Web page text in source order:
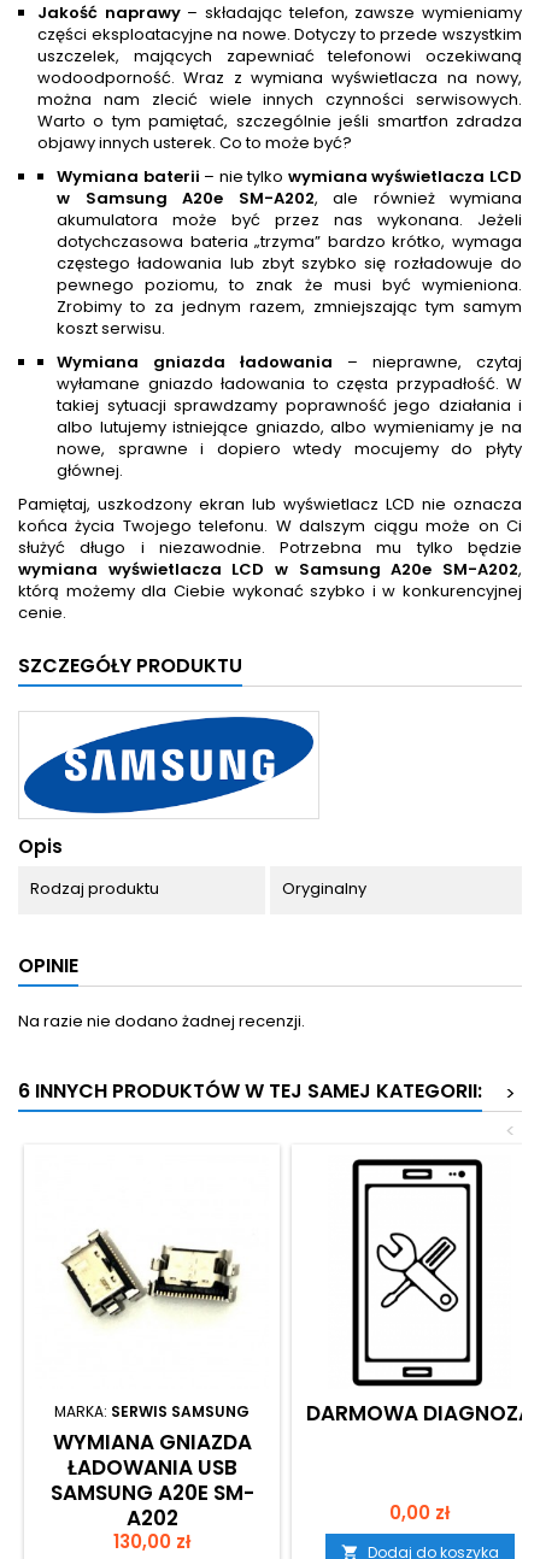
Jakość naprawy – składając telefon, zawsze wymieniamy
części eksploatacyjne na nowe. Dotyczy to przede wszystkim
uszczelek, mających zapewniać telefonowi oczekiwaną
wodoodporność. Wraz z wymiana wyświetlacza na nowy,
można nam zlecić wiele innych czynności serwisowych.
Warto o tym pamiętać, szczególnie jeśli smartfon zdradza
objawy innych usterek. Co to może być?
Wymiana baterii – nie tylko wymiana wyświetlacza LCD
w Samsung A20e SM-A202, ale również wymiana
akumulatora może być przez nas wykonana. Jeżeli
dotychczasowa bateria „trzyma” bardzo krótko, wymaga
częstego ładowania lub zbyt szybko się rozładowuje do
pewnego poziomu, to znak że musi być wymieniona.
Zrobimy to za jednym razem, zmniejszając tym samym
koszt serwisu.
Wymiana gniazda ładowania – nieprawne, czytaj
wyłamane gniazdo ładowania to częsta przypadłość. W
takiej sytuacji sprawdzamy poprawność jego działania i
albo lutujemy istniejące gniazdo, albo wymieniamy je na
nowe, sprawne i dopiero wtedy mocujemy do płyty
głównej.
Pamiętaj, uszkodzony ekran lub wyświetlacz LCD nie oznacza
końca życia Twojego telefonu. W dalszym ciągu może on Ci
służyć długo i niezawodnie. Potrzebna mu tylko będzie
wymiana wyświetlacza LCD w Samsung A20e SM-A202,
którą możemy dla Ciebie wykonać szybko i w konkurencyjnej
cenie.
SZCZEGÓŁY PRODUKTU
Opis
Rodzaj produktu Oryginalny
OPINIE
Na razie nie dodano żadnej recenzji.
6 INNYCH PRODUKTÓW W TEJ SAMEJ KATEGORII:
>
<
MARKA: SERWIS SAMSUNG
WYMIANA GNIAZDA
ŁADOWANIA USB
SAMSUNG A20E SM-
A202
Cena
130,00 zł
DARMOWA DIAGNOZA
Cena
0,00 zł
 Dodaj do koszyka